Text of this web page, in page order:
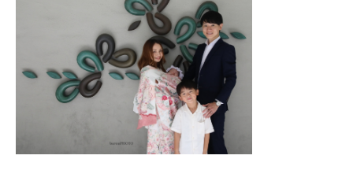
● お写真とご感想
レッスン/撮影会
取材・企業・オーナーさま